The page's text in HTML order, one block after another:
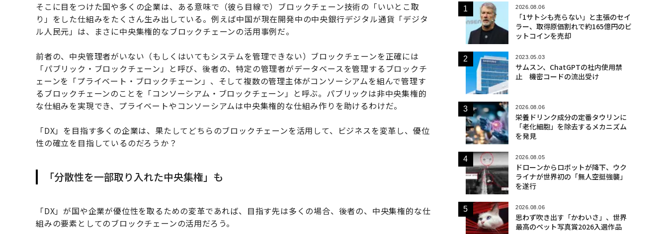
そこに目をつけた国や多くの企業は、ある意味で（彼ら目線で）ブロックチェーン技術の「いいとこ取
り」をした仕組みをたくさん生み出している。例えば中国が現在開発中の中央銀行デジタル通貨「デジタ
ル人民元」は、まさに中央集権的なブロックチェーンの活用事例だ。
前者の、中央管理者がいない（もしくはいてもシステムを管理できない）ブロックチェーンを正確には
「パブリック・ブロックチェーン」と呼び、後者の、特定の管理者がデータベースを管理するブロックチ
ェーンを「プライベート・ブロックチェーン」、そして複数の管理主体がコンソーシアムを組んで管理す
るブロックチェーンのことを「コンソーシアム・ブロックチェーン」と呼ぶ。パブリックは非中央集権的
な仕組みを実現でき、プライベートやコンソーシアムは中央集権的な仕組み作りを助けるわけだ。
「DX」を目指す多くの企業は、果たしてどちらのブロックチェーンを活用して、ビジネスを変革し、優位
性の確立を目指しているのだろうか？
「分散性を一部取り入れた中央集権」も
「DX」が国や企業が優位性を取るための変革であれば、目指す先は多くの場合、後者の、中央集権的な仕
組みの要素としてのブロックチェーンの活用だろう。
2026.08.06
「1サトシも売らない」と主張のセイ
ラー、取得原価割れで約165億円のビ
ットコインを売却
2023.05.03
サムスン、ChatGPTの社内使用禁
止 機密コードの流出受け
2026.08.06
栄養ドリンク成分の定番タウリンに
「老化細胞」を除去するメカニズム
を発見
2026.08.05
ドローンからロボットが降下、ウク
ライナが世界初の「無人空挺強襲」
を遂行
2026.08.06
思わず吹き出す「かわいさ」、世界
最高のペット写真賞2026入選作品